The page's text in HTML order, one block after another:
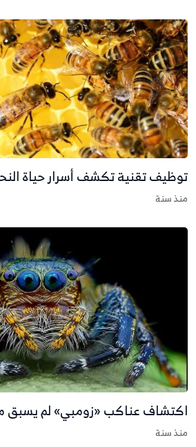
تقنية تكشف أسرار حياة النحل
سنة
عناكب «زومبي» لم يسبق
سنة